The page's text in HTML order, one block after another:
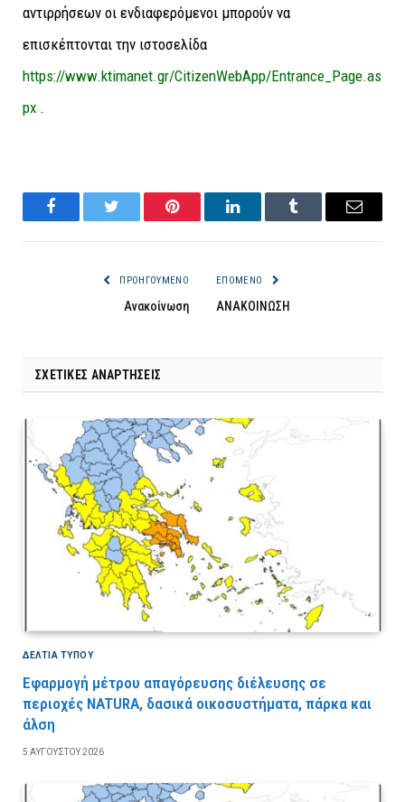
αντιρρήσεων οι ενδιαφερόμενοι μπορούν να
επισκέπτονται την ιστοσελίδα
https://www.ktimanet.gr/CitizenWebApp/Entrance_Page.as
px .
FacebookTwitter Pinterest LinkedInTumblr Email
ΠΡΟΗΓΟΎΜΕΝΟ
Ανακοίνωση
ΕΠΌΜΕΝΟ
ΑΝΑΚΟΙΝΩΣΗ
ΣΧΕΤΙΚΈΣ ΑΝΑΡΤΉΣΕΙΣ
ΔΕΛΤΙΑ ΤΥΠΟΥ
Εφαρμογή μέτρου απαγόρευσης διέλευσης σε
περιοχές NATURA, δασικά οικοσυστήματα, πάρκα και
άλση
5 ΑΥΓΟΎΣΤΟΥ 2026